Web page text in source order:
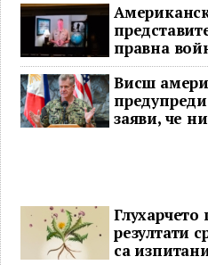
правна
Висш
заяви, че
резултати
са